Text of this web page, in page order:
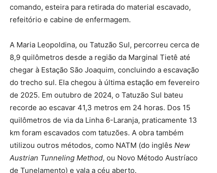
comando, esteira para retirada do material escavado,
refeitório e cabine de enfermagem.
A Maria Leopoldina, ou Tatuzão Sul, percorreu cerca de
8,9 quilômetros desde a região da Marginal Tietê até
chegar à Estação São Joaquim, concluindo a escavação
do trecho sul. Ela chegou à última estação em fevereiro
de 2025. Em outubro de 2024, o Tatuzão Sul bateu
recorde ao escavar 41,3 metros em 24 horas. Dos 15
quilômetros de via da Linha 6-Laranja, praticamente 13
km foram escavados com tatuzões. A obra também
utilizou outros métodos, como NATM (do inglês New
Austrian Tunneling Method, ou Novo Método Austríaco
de Tunelamento) e vala a céu aberto.